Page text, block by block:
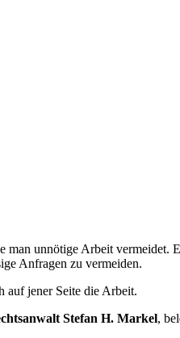
unnötige Arbeit
Anfragen zu vermeiden.
auf jener Seite die Arbeit.
Stefan H. Markel,